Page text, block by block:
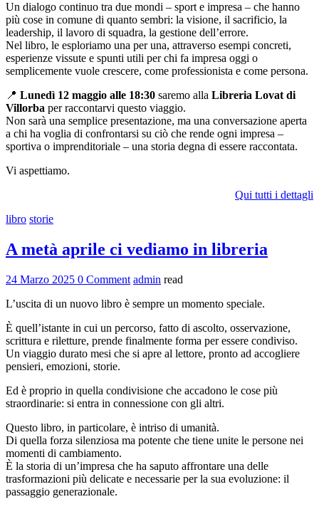
Un dialogo continuo tra due mondi – sport e impresa – che hanno
più cose in comune di quanto sembri: la visione, il sacrificio, la
leadership, il lavoro di squadra, la gestione dell’errore.
Nel libro, le esploriamo una per una, attraverso esempi concreti,
esperienze vissute e spunti utili per chi fa impresa oggi o
semplicemente vuole crescere, come professionista e come persona.
📍 Lunedì 12 maggio alle 18:30 saremo alla Libreria Lovat di
Villorba per raccontarvi questo viaggio.
Non sarà una semplice presentazione, ma una conversazione aperta
a chi ha voglia di confrontarsi su ciò che rende ogni impresa –
sportiva o imprenditoriale – una storia degna di essere raccontata.
Vi aspettiamo.
Qui tutti i dettagli
libro storie
A metà aprile ci vediamo in libreria
24 Marzo 2025 0 Comment admin read
L’uscita di un nuovo libro è sempre un momento speciale.
È quell’istante in cui un percorso, fatto di ascolto, osservazione,
scrittura e riletture, prende finalmente forma per essere condiviso.
Un viaggio durato mesi che si apre al lettore, pronto ad accogliere
pensieri, emozioni, storie.
Ed è proprio in quella condivisione che accadono le cose più
straordinarie: si entra in connessione con gli altri.
Questo libro, in particolare, è intriso di umanità.
Di quella forza silenziosa ma potente che tiene unite le persone nei
momenti di cambiamento.
È la storia di un’impresa che ha saputo affrontare una delle
trasformazioni più delicate e necessarie per la sua evoluzione: il
passaggio generazionale.